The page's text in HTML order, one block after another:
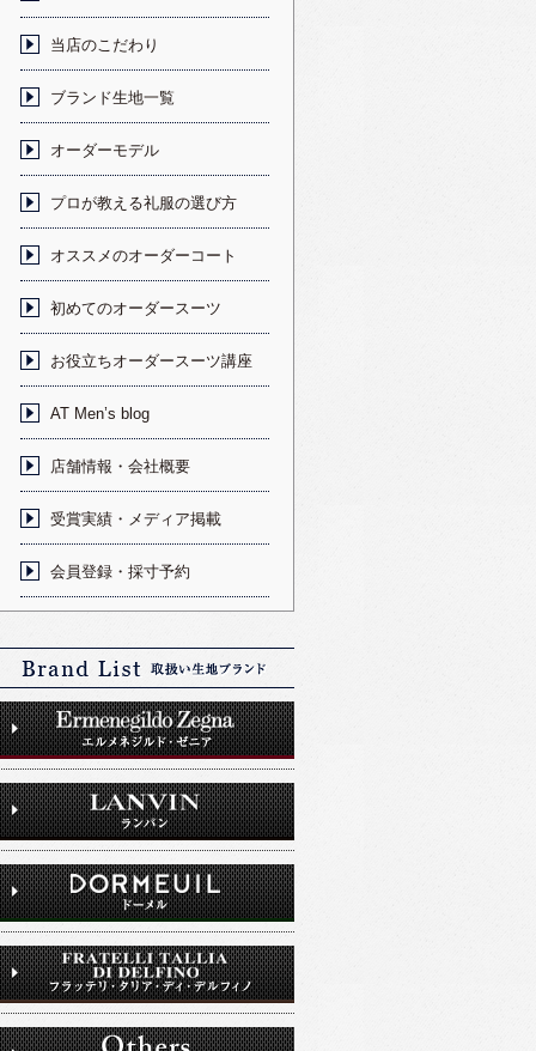
当店のこだわり
ブランド生地一覧
オーダーモデル
プロが教える礼服の選び方
オススメのオーダーコート
初めてのオーダースーツ
お役立ちオーダースーツ講座
AT Men’s blog
店舗情報・会社概要
受賞実績・メディア掲載
会員登録・採寸予約